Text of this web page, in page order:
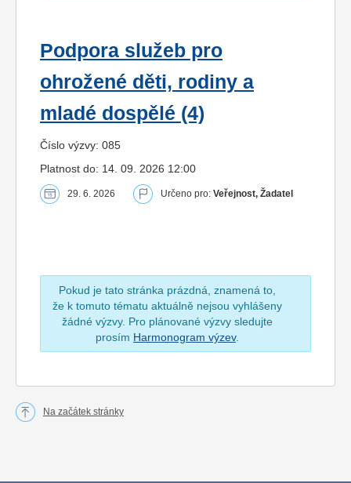
Podpora služeb pro
ohrožené děti, rodiny a
mladé dospělé (4)
Číslo výzvy: 085
Platnost do: 14. 09. 2026 12:00
29. 6. 2026 Určeno pro: Veřejnost, Žadatel
Pokud je tato stránka prázdná, znamená to,
že k tomuto tématu aktuálně nejsou vyhlášeny
žádné výzvy. Pro plánované výzvy sledujte
prosím Harmonogram výzev.
Na začátek stránky